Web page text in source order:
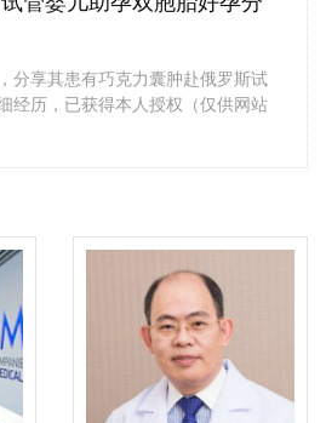
分享其患有巧克力囊肿赴俄罗斯试
经历，已获得本人授权（仅供网站